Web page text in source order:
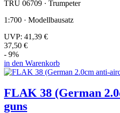
TRU 06709 · Trumpeter
1:700 · Modellbausatz
UVP: 41,39 €
37,50 €
- 9%
in den Warenkorb
FLAK 38 (German
guns